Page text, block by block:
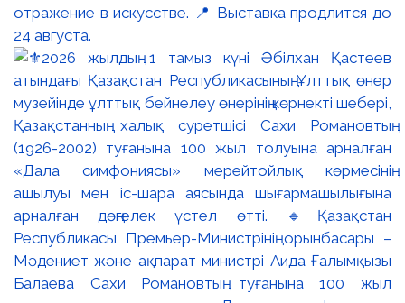
отражение в искусстве. 📍 Выставка продлится до
24 августа.